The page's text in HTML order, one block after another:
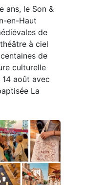
ans, le Son &
en-Haut
de
à ciel
de
culturelle
août avec
La